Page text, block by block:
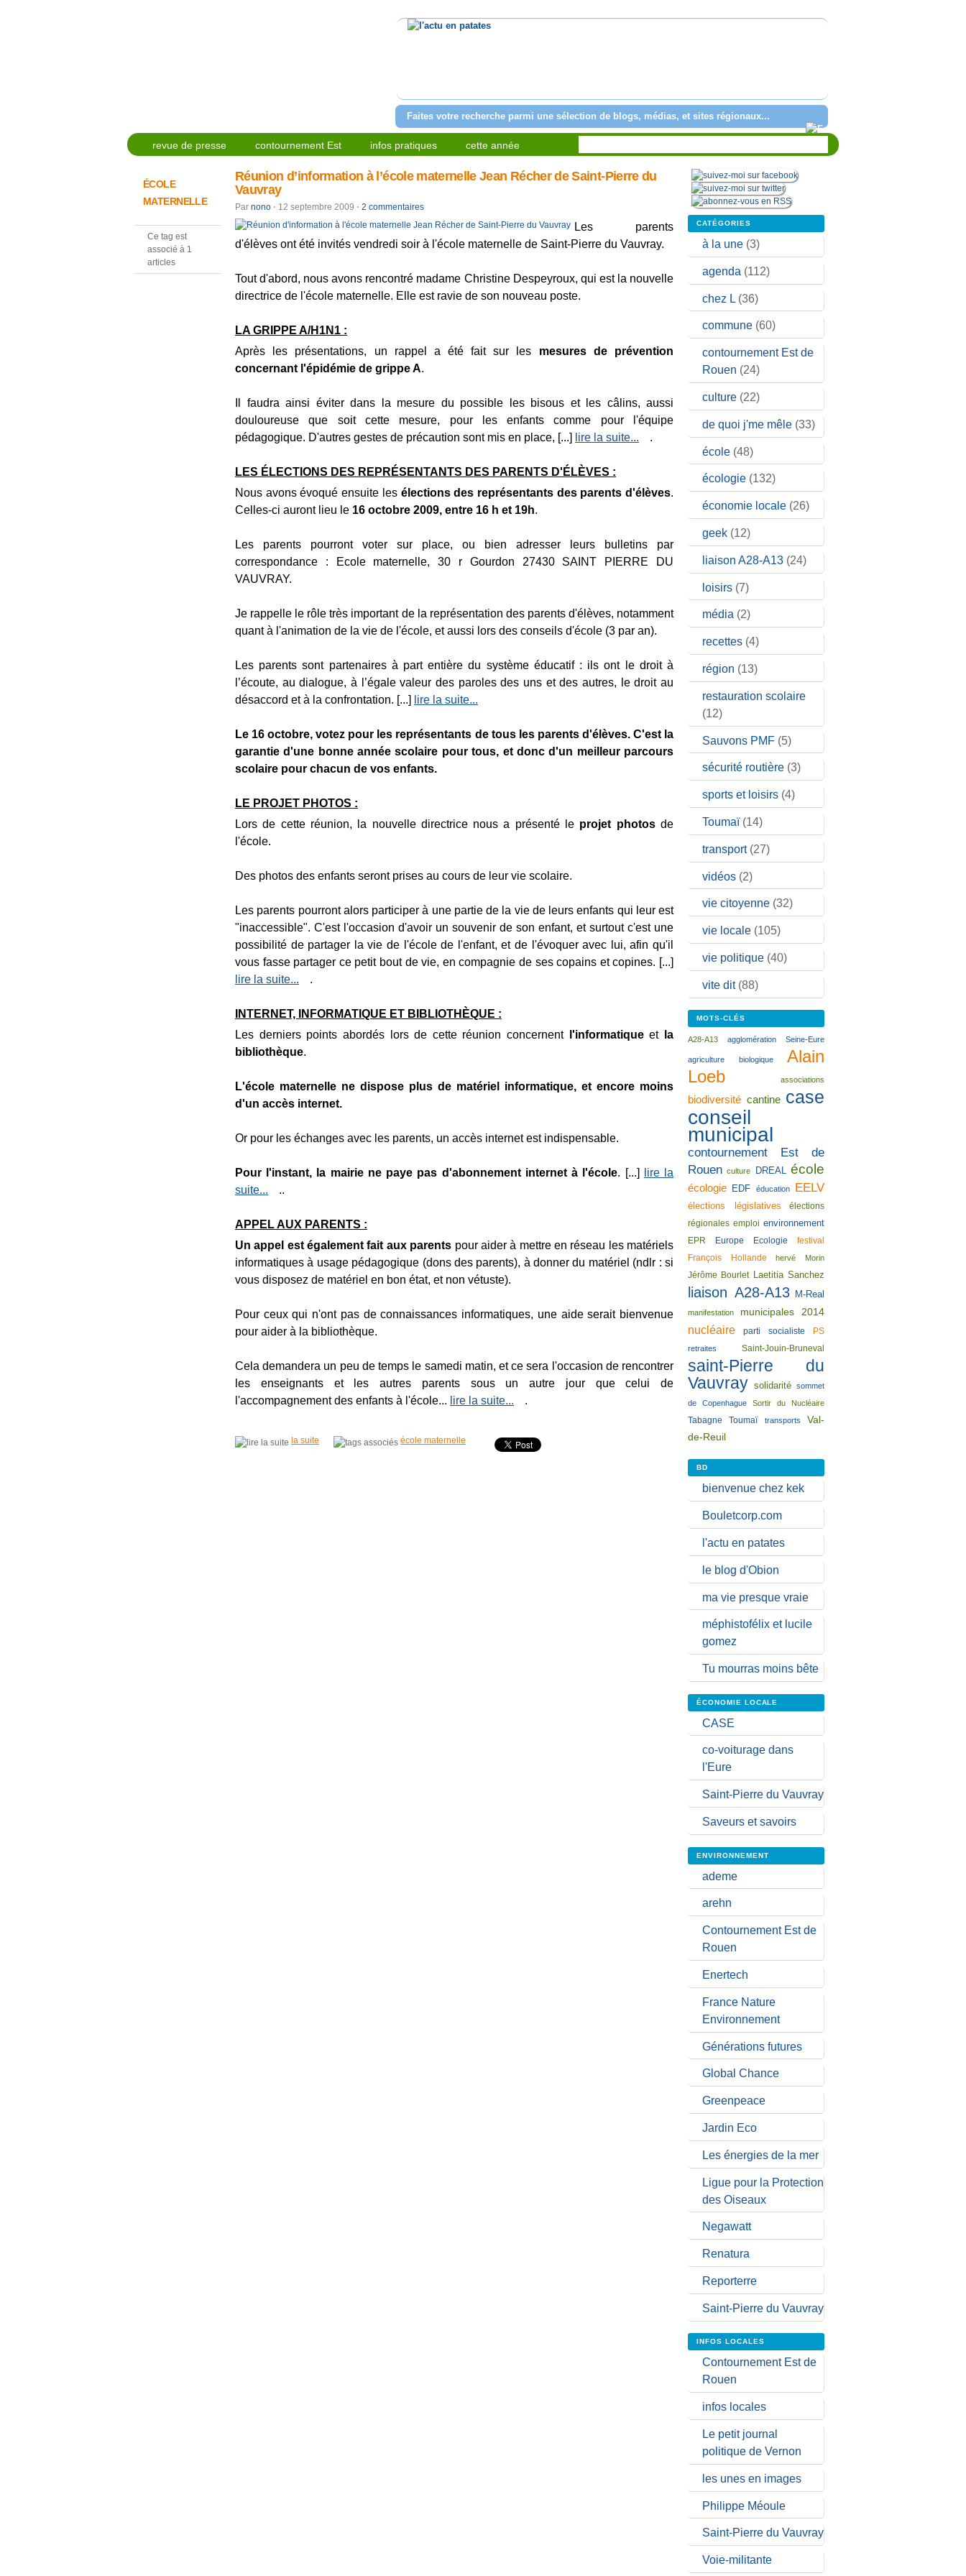
Faites votre recherche parmi une sélection de blogs, médias, et sites régionaux...
revue de presse contournement Est infos pratiques cette année
ÉCOLE
MATERNELLE
Ce tag est
associé à 1
articles
Réunion d’information à l’école maternelle Jean Récher de Saint-Pierre du
Vauvray
Par nono ⋅ 12 septembre 2009 ⋅ 2 commentaires
Les parents
d'élèves ont été invités vendredi soir à l'école maternelle de Saint-Pierre du Vauvray.
Tout d'abord, nous avons rencontré madame Christine Despeyroux, qui est la nouvelle
directrice de l'école maternelle. Elle est ravie de son nouveau poste.
LA GRIPPE A/H1N1 :
Après les présentations, un rappel a été fait sur les mesures de prévention
concernant l'épidémie de grippe A.
Il faudra ainsi éviter dans la mesure du possible les bisous et les câlins, aussi
douloureuse que soit cette mesure, pour les enfants comme pour l'équipe
pédagogique. D'autres gestes de précaution sont mis en place, [...]
lire la suite... .
LES ÉLECTIONS DES REPRÉSENTANTS DES PARENTS D'ÉLÈVES :
Nous avons évoqué ensuite les élections des représentants des parents d'élèves.
Celles-ci auront lieu le 16 octobre 2009, entre 16 h et 19h.
Les parents pourront voter sur place, ou bien adresser leurs bulletins par
correspondance : Ecole maternelle, 30 r Gourdon 27430 SAINT PIERRE DU
VAUVRAY.
Je rappelle le rôle très important de la représentation des parents d'élèves, notamment
quant à l'animation de la vie de l'école, et aussi lors des conseils d'école (3 par an).
Les parents sont partenaires à part entière du système éducatif : ils ont le droit à
l’écoute, au dialogue, à l’égale valeur des paroles des uns et des autres, le droit au
désaccord et à la confrontation. [...]
lire la suite...
Le 16 octobre, votez pour les représentants de tous les parents d'élèves. C'est la
garantie d'une bonne année scolaire pour tous, et donc d'un meilleur parcours
scolaire pour chacun de vos enfants.
LE PROJET PHOTOS :
Lors de cette réunion, la nouvelle directrice nous a présenté le projet photosde
l'école.
Des photos des enfants seront prises au cours de leur vie scolaire.
Les parents pourront alors participer à une partie de la vie de leurs enfants qui leur est
"inaccessible". C'est l'occasion d'avoir un souvenir de son enfant, et surtout c'est une
possibilité de partager la vie de l'école de l'enfant, et de l'évoquer avec lui, afin qu'il
vous fasse partager ce petit bout de vie, en compagnie de ses copains et copines. [...]
lire la suite...
.
INTERNET, INFORMATIQUE ET BIBLIOTHÈQUE :
Les derniers points abordés lors de cette réunion concernent
l'informatiqueetla
bibliothèque.
L'école maternelle ne dispose plus de matériel informatique, et encore moins
d'un accès internet.
Or pour les échanges avec les parents, un accès internet est indispensable.
Pour l'instant, la mairie ne paye pas d'abonnement internet à l'école. [...]
lire la
suite...
..
APPEL AUX PARENTS :
Un appel est également fait aux parents pour aider à mettre en réseau les matériels
informatiques à usage pédagogique (dons des parents), à donner du matériel (ndlr : si
vous disposez de matériel en bon état, et non vétuste).
Pour ceux qui n'ont pas de connaissances informatiques, une aide serait bienvenue
pour aider à la bibliothèque.
Cela demandera un peu de temps le samedi matin, et ce sera l'occasion de rencontrer
les enseignants et les autres parents sous un autre jour que celui de
l'accompagnement des enfants à l'école... lire la suite... .
la suite école maternelle
CATÉGORIES
à la une (3)
agenda (112)
chez L (36)
commune (60)
contournement Est de
Rouen (24)
culture (22)
de quoi j'me mêle (33)
école (48)
écologie (132)
économie locale (26)
geek (12)
liaison A28-A13 (24)
loisirs (7)
média (2)
recettes (4)
région (13)
restauration scolaire
(12)
Sauvons PMF (5)
sécurité routière (3)
sports et loisirs (4)
Toumaï(14)
transport(27)
vidéos (2)
vie citoyenne (32)
vie locale (105)
vie politique (40)
vite dit(88)
MOTS-CLÉS
A28-A13 agglomération Seine-Eure
agriculture biologique
Alain
Loeb
associations
biodiversité cantine case
conseil
municipal
contournement Est de
Rouen culture DREAL école
écologie EDF éducation EELV
élections législatives
élections
régionales emploi environnement
EPR Europe Ecologie
festival
François Hollande
hervé Morin
Jérôme Bourlet Laetitia Sanchez
liaison A28-A13 M-Real
manifestation municipales 2014
nucléaire parti socialiste PS
retraites Saint-Jouin-Bruneval
saint-Pierre du
Vauvray solidarité
sommet
de Copenhague
Sortir du Nucléaire
Tabagne Toumaï transports
Val-
de-Reuil
BD
bienvenue chez kek
Bouletcorp.com
l'actu en patates
le blog d'Obion
ma vie presque vraie
méphistofélix et lucile
gomez
Tu mourras moins bête
ÉCONOMIE LOCALE
CASE
co-voiturage dans
l'Eure
Saint-Pierre du Vauvray
Saveurs et savoirs
ENVIRONNEMENT
ademe
arehn
Contournement Est de
Rouen
Enertech
France Nature
Environnement
Générations futures
Global Chance
Greenpeace
Jardin Eco
Les énergies de la mer
Ligue pour la Protection
des Oiseaux
Negawatt
Renatura
Reporterre
Saint-Pierre du Vauvray
INFOS LOCALES
Contournement Est de
Rouen
infos locales
Le petit journal
politique de Vernon
les unes en images
Philippe Méoule
Saint-Pierre du Vauvray
Voie-militante